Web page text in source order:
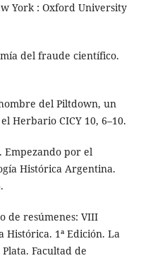
York : Oxford University
del fraude científico.
del Piltdown, un
Herbario CICY 10, 6–10.
Empezando por el
Histórica Argentina.
de resúmenes: VIII
Histórica. 1ª Edición. La
Facultad de